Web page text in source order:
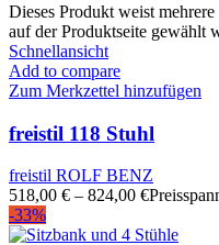
Dieses Produkt weist
auf der Produktseite gewählt
Schnellansicht
Add to compare
Zum Merkzettel hinzufügen
freistil 118 Stuhl
freistil ROLF BENZ
518,00 € – 824,00 €
-33%